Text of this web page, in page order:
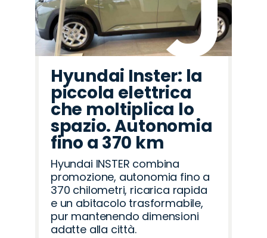
Hyundai Inster: la
piccola elettrica
che moltiplica lo
spazio. Autonomia
fino a 370 km
Hyundai INSTER combina
promozione, autonomia fino a
370 chilometri, ricarica rapida
e un abitacolo trasformabile,
pur mantenendo dimensioni
adatte alla città.